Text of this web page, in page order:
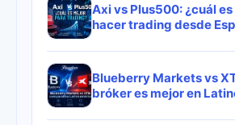
Axi vs Plus500: ¿cuál
hacer trading desde
Blueberry Markets vs
bróker es mejor en